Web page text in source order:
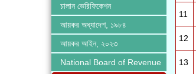
চালান ভেরিফিকেশন
আয়কর অধ্যাদেশ, ১৯৮৪
আয়কর আইন, ২০২৩
National Board of Revenue
11
12
13